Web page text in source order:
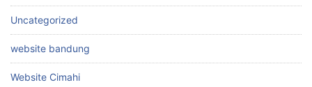
Uncategorized
website bandung
Website Cimahi